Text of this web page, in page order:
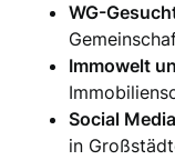
WG-
Immowelt
Social
in